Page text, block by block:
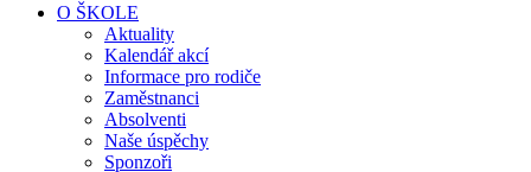
O ŠKOLE
Aktuality
Kalendář akcí
Informace pro rodiče
Zaměstnanci
Absolventi
Naše úspěchy
Sponzoři